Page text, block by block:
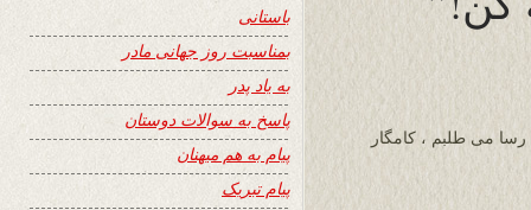
رسا می طلبم ، کامگار
باستانی
بمناسبت روز جهانی مادر
به یاد پدر
پاسخ به سوالات دوستان
پیام به هم میهنان
پیام تبریک